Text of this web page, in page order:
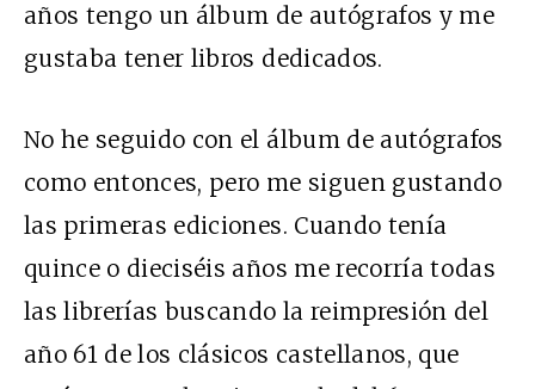
años tengo un álbum de autógrafos y me
gustaba tener libros dedicados.
No he seguido con el álbum de autógrafos
como entonces, pero me siguen gustando
las primeras ediciones. Cuando tenía
quince o dieciséis años me recorría todas
las librerías buscando la reimpresión del
año 61 de los clásicos castellanos, que